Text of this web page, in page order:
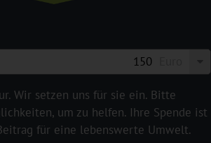
Wir setzen uns für sie ein. Bitte
um zu helfen. Ihre Spende ist
für eine lebenswerte Umwelt.